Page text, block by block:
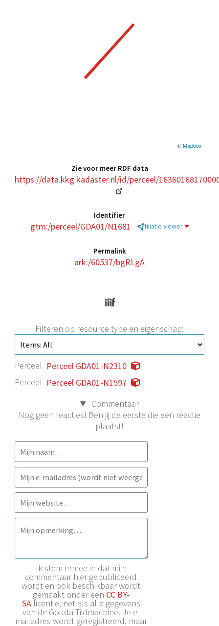
©Mapbox
Zie voor meer RDF data
https://data.kkg.kadaster.nl/id/perceel/
Identifier
gtm:/perceel/GDA01/N1681 filiatie viewer
Permalink
ark:/60537/bgRLgA
Filteren op resource type en eigenschap:
Perceel Perceel GDA01-N2310
Perceel Perceel GDA01-N1597
Commentaar
Nog geen reacties! Ben jij de eerste die een reactie
plaatst!
Ik stem ermee in dat mijn
commentaar hier gepubliceerd
wordt en ook beschikbaar wordt
gemaakt onder een CC BY-
SAlicentie, net als alle gegevens
van de Gouda Tijdmachine. Je e-
mailadres wordt geregistreerd, maar